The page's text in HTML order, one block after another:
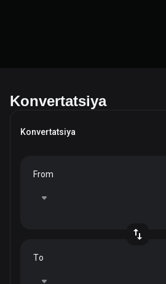
Konvertatsiya
Konvertatsiya
From
To